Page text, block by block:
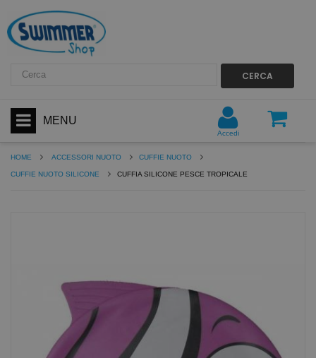
CERCA
MENU
Accedi
HOME ACCESSORI NUOTO CUFFIE NUOTO
CUFFIE NUOTO SILICONE CUFFIA SILICONE PESCE TROPICALE